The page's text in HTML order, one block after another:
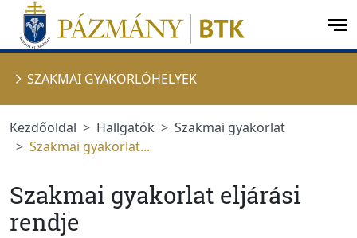
Ugrás a menüre
Ugrás a tartalomra
SZAKMAI GYAKORLÓHELYEK
Kezdőoldal Hallgatók
Szakmai gyakorlat
Szakmai gyakorlat...
Szakmai gyakorlat eljárási
rendje